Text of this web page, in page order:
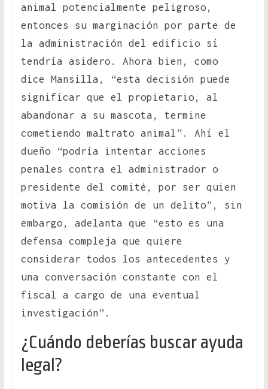
animal potencialmente peligroso,
entonces su marginación por parte de
la administración del edificio sí
tendría asidero. Ahora bien, como
dice Mansilla, “esta decisión puede
significar que el propietario, al
abandonar a su mascota, termine
cometiendo maltrato animal”. Ahí el
dueño “podría intentar acciones
penales contra el administrador o
presidente del comité, por ser quien
motiva la comisión de un delito”, sin
embargo, adelanta que “esto es una
defensa compleja que quiere
considerar todos los antecedentes y
una conversación constante con el
fiscal a cargo de una eventual
investigación”.
¿Cuándo deberías buscar ayuda
legal?